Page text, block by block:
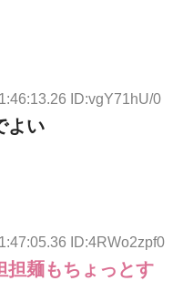
ID:vgY71hU/0
よい
ID:4RWo2zpf0
担麺もちょっとす